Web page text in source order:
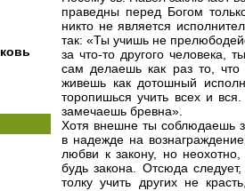
праведны перед Богом
никто не является
так: «Ты учишь не
за что-то другого человека,
сам делаешь как раз то,
живешь как дотошный
торопишься учить всех и
замечаешь бревна».
Хотя внешне ты соблюдаешь
в надежде на
любви к закону, но
будь закона. Отсюда
толку учить других не